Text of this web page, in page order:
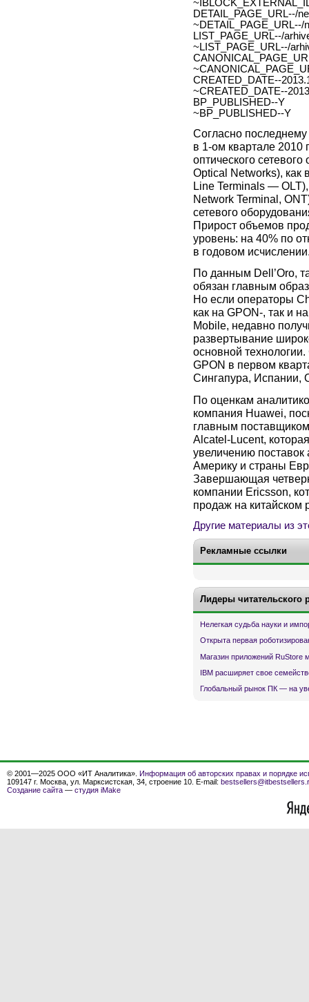
DETAIL_PAGE_URL--/
~DETAIL_PAGE_URL--/
LIST_PAGE_URL--/
~LIST_PAGE_URL--/
CREATED_DATE--
~CREATED_DATE--
BP_PUBLISHED--Y
~BP_PUBLISHED--Y
Согласно последнему
в 1-ом квартале 2010
оптического
Optical Networks),
Line Terminals — OLT),
Network Terminal,
сетевого
Прирост объемов
уровень: на 40% по
в годовом
По данным Dell’Oro,
обязан главным
Но если операторы
как на GPON-, так и
Mobile, недавно
развертывание
основной
GPON в первом
Сингапура,
По оценкам
компания Huawei,
главным
Alcatel-Lucent,
увеличению
Америку и страны
Завершающая
компании Ericsson,
продаж на китайском
Другие материалы из
Рекламные ссылки
Лидеры читательского
Нелегкая судьба науки и
Открыта первая
Магазин приложений RuStore
IBM расширяет свое
Глобальный рынок ПК — на
© 2001—2025 ООО «ИТ Аналитика». Информация об авторских правах и порядке
109147 г. Москва, ул. Марксистская, 34, строение 10. E-mail:
Создание сайта — студия iMake